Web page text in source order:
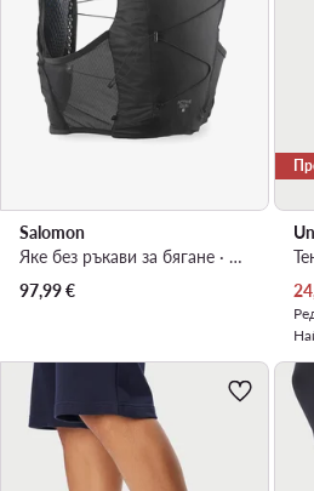
Salomon
Яке без ръкави за бягане · Черен
97,99€